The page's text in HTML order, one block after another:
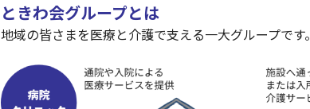
ときわ会グループとは
地域の皆さまを医療と介護で支える一大グループです。